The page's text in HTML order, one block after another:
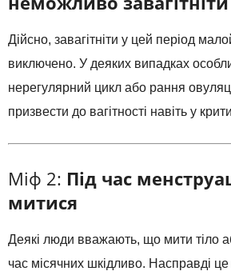
Дійсно, завагітніти у цей період
виключено. У деяких випадках
нерегулярний цикл або рання
призвести до вагітності навіть у
Міф 2: Під час
митися
Деякі люди вважають, що мити тіло
час місячних шкідливо. Насправді